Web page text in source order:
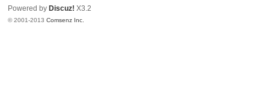
Powered by Discuz! X3.2
© 2001-2013Comsenz Inc.